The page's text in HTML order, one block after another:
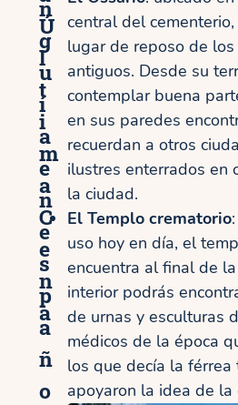
Ú
l
t
i
m
a
C
e
n
a
n
g
u
í
a
e
n
e
s
p
a
ñ
o
central del
lugar de reposo de
antiguos. Desde su
contemplar buena
en sus paredes
recuerdan a otros
ilustres enterrados en
la ciudad.
El Templo crematorio
uso hoy en día, el
encuentra al final de
interior podrás
de urnas y esculturas
médicos de la época
los que decía la férrea
apoyaron la idea de la